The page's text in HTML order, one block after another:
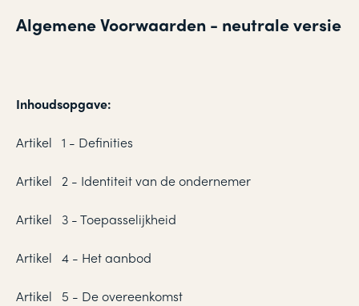
Algemene Voorwaarden - neutrale versie
Inhoudsopgave:
Artikel 1 - Definities
Artikel 2 - Identiteit van de ondernemer
Artikel 3 - Toepasselijkheid
Artikel 4 - Het aanbod
Artikel 5 - De overeenkomst